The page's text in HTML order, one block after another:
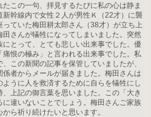
この一句、拝見するたびに私の心は静ま
幹線内で女性２人が男性Ｋ（22才）に襲
ていた梅田耕太郎さん（38才）が立ち上
さんが犠牲になってしまいました。突然
とって、とても悲しい出来事でした。優
恨の極み」と言われる出来事でした。私
この新聞の記事を保管していましたが、
者からメールが届きました。梅田さんは
うに人を救済するために自らを犠牲にし
上記の御言葉を思いました。この「大き
違いないことでしょう。梅田さんご家族
ら祈り続けたいと思います。